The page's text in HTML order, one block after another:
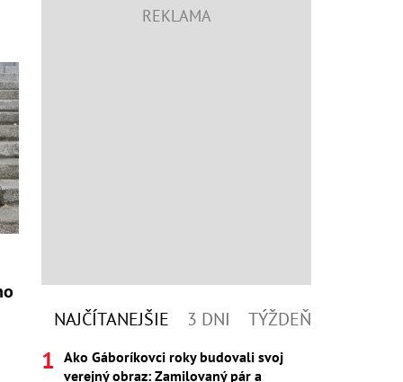
NAJČÍTANEJŠIE 3 DNI TÝŽDEŇ
Ako Gáboríkovci roky budovali svoj
verejný obraz: Zamilovaný pár a